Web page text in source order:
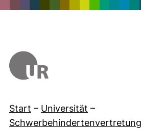
Start – Universität –
Schwerbehindertenvertretung